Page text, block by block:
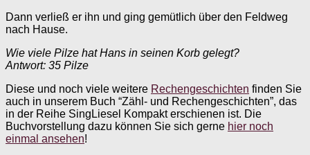
Dann verließ er ihn und ging gemütlich über den Feldweg
nach Hause.
Wie viele Pilze hat Hans in seinen Korb gelegt?
Antwort: 35 Pilze
Diese und noch viele weitere Rechengeschichten finden Sie
auch in unserem Buch “Zähl- und Rechengeschichten”, das
in der Reihe SingLiesel Kompakt erschienen ist. Die
Buchvorstellung dazu können Sie sich gerne hier noch
einmal ansehen!